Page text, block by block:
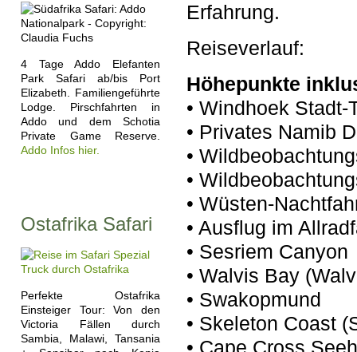
4 Tage Addo Elefanten
Park Safari ab/bis Port
Elizabeth. Familiengeführte
Lodge. Pirschfahrten in
Addo und dem Schotia
Private Game Reserve.
Addo Infos hier.
Ostafrika Safari
Perfekte Ostafrika
Einsteiger Tour: Von den
Victoria Fällen durch
Sambia, Malawi, Tansania
Erfahrung.
Reiseverlauf:
Höhepunkte
• Windhoek Stadt-
• Privates Namib
•
•
• Wüsten-
• Ausflug im
• Sesriem Canyon
• Walvis Bay
• Swakopmund
• Skeleton Coast
• Cape Cross